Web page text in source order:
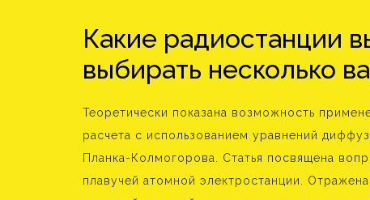
Какие радиостанции
выбирать несколько
Теоретически показана возможность
расчета с использованием уравнений
Планка-Колмогорова. Статья посвящена
плавучей атомной электростанции.